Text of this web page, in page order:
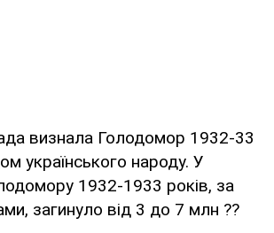
визнала Голодомор 1932-33
українського народу. У
1932-1933 років, за
загинуло від 3 до 7 млн ??